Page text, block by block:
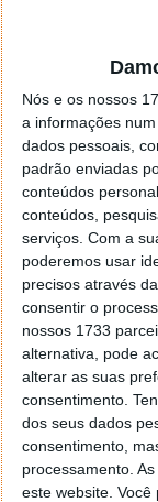
Nós e os nossos
a informações
dados pessoais,
padrão enviadas
conteúdos
conteúdos,
serviços. Com a
poderemos usar
precisos através
consentir o
nossos 1733
alternativa, pode
alterar as suas
consentimento.
dos seus dados
consentimento,
processamento.
este website.